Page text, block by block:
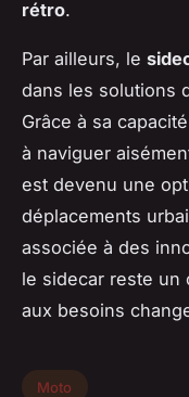
rétro.
Par ailleurs, le
dans les solutions
Grâce à sa
à naviguer
est devenu une
déplacements
associée à des
le sidecar reste un
aux besoins
Moto